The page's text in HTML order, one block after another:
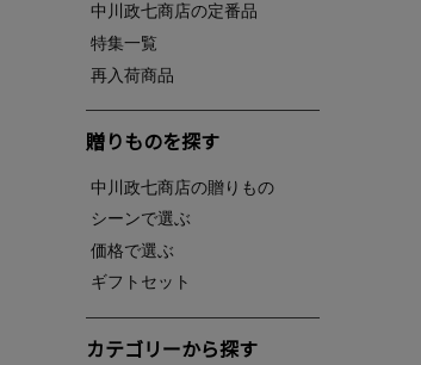
中川政七商店の定番品
特集一覧
再入荷商品
贈りものを探す
中川政七商店の贈りもの
シーンで選ぶ
価格で選ぶ
ギフトセット
カテゴリーから探す